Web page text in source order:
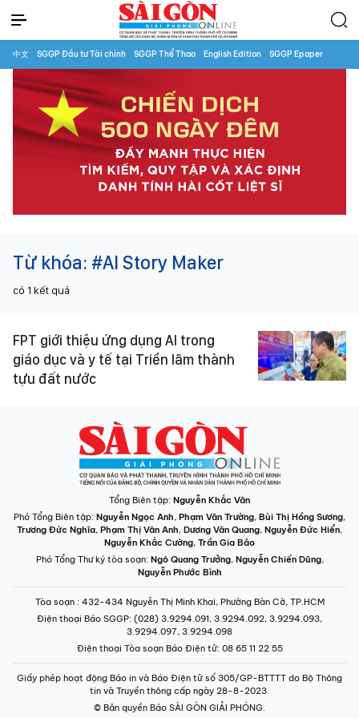
中文 SGGP Đầu tư Tài chính SGGP Thể Thao English Edition SGGP Epaper
Từ khóa: #AI Story Maker
có 1 kết quả
FPT giới thiệu ứng dụng AI trong
giáo dục và y tế tại Triển lãm thành
tựu đất nước
Tổng Biên tập: Nguyễn Khắc Văn
Phó Tổng Biên tập: Nguyễn Ngọc Anh, Phạm Văn Trường, Bùi Thị Hồng Sương,
Trương Đức Nghĩa, Phạm Thị Vân Anh, Dương Văn Quang, Nguyễn Đức Hiển,
Nguyễn Khắc Cường, Trần Gia Bảo
Phó Tổng Thư ký tòa soạn: Ngô Quang Trưởng, Nguyễn Chiến Dũng,
Nguyễn Phước Bình
Tòa soạn : 432-434 Nguyễn Thị Minh Khai, Phường Bàn Cờ, TP.HCM
Điện thoại Báo SGGP: (028) 3.9294.091, 3.9294.092, 3.9294.093,
3.9294.097, 3.9294.098
Điện thoại Tòa soạn Báo Điện tử: 08 65 11 22 55
Giấy phép hoạt động Báo in và Báo Điện tử số 305/GP-BTTTT do Bộ Thông
tin và Truyền thông cấp ngày 28-8-2023.
© Bản quyền Báo SÀI GÒN GIẢI PHÓNG.